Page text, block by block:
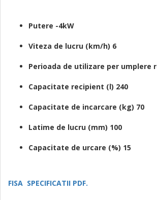
Putere -4kW
Viteza de lucru (km/h) 6
Perioada de utilizare per umplere
Capacitate recipient (l) 240
Capacitate de incarcare (kg) 70
Latime de lucru (mm) 100
Capacitate de urcare (%) 15
FISA SPECIFICATII PDF.